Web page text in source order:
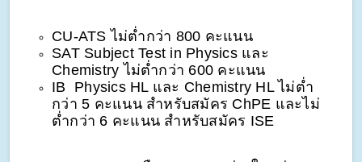
CU-ATS ไม่ต่ำกว่า 800 คะแนน
SAT Subject Test in Physics และ
Chemistry ไม่ต่ำกว่า 600 คะแนน
IB Physics HL และ Chemistry HL ไม่ต่ำ
กว่า 5 คะแนน สำหรับสมัคร ChPE และไม่
ต่ำกว่า 6 คะแนน สำหรับสมัคร ISE